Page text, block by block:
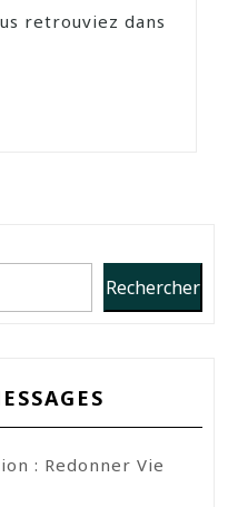
retrouviez dans
Rechercher
: Redonner Vie